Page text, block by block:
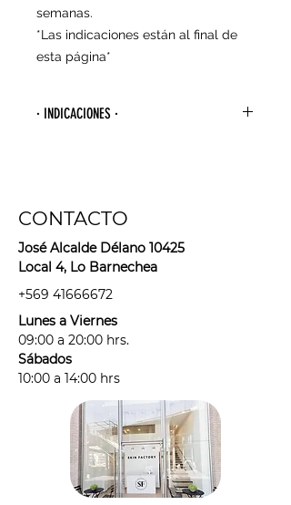
semanas.
*Las indicaciones están al final de
esta página*
· INDICACIONES ·
(cera, hilo, pinzas, bandas
depilatorias, maquina depilatoria,
sugaring, etc).
que corten el pelo entre tus
sesiones. Hacerlo sólo las veces
necesarias para no sobre estimular
el folículo piloso.
- Debes venir rasurad@ (idealmente
desodorante, cremas, ni perfumes
en la zona a tratar.
- Por protocolo, antes de agendar tu
sesión deberás informarnos si estás:
· con alguna irritación, alergia o
CONTACTO
José Alcalde Délano 10425
Local 4, Lo Barnechea
+569 41666672
Lunes a Viernes
09:00 a 20:00 hrs.
Sábados
10:00 a 14:00 hrs